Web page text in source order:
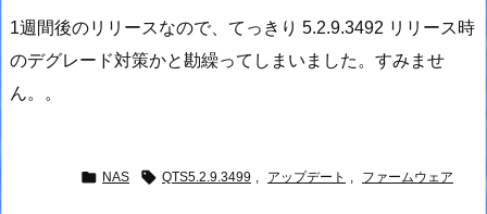
1週間後のリリースなので、てっきり 5.2.9.3492 リリース時
のデグレード対策かと勘繰ってしまいました。すみませ
ん。。
 NAS  QTS5.2.9.3499 , アップデート , ファームウェア